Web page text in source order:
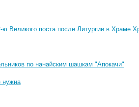
Великого поста после Литургии в Храме
по нанайским шашкам "Апокачи"
нужна